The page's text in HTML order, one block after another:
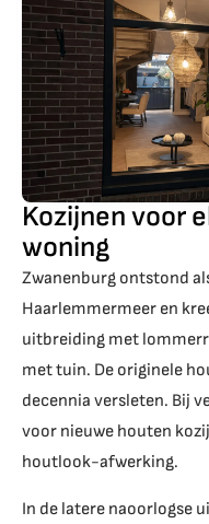
Kozijnen voor
woning
Zwanenburg ontstond
Haarlemmermeer en
uitbreiding met
met tuin. De originele
decennia versleten. Bij
voor nieuwe houten
houtlook-afwerking.
In de latere naoorlogse